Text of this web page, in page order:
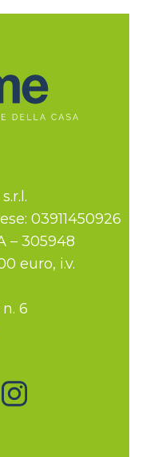
03911450926
– 305948
euro, i.v.
6